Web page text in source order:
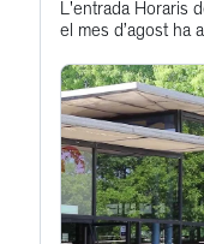
this
L'entrada Horaris
el mes d’agost ha